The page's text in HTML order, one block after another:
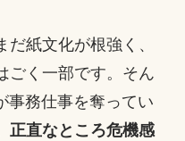
紙文化が根強く、
ごく一部です。そん
事務仕事を奪ってい
正直なところ危機感